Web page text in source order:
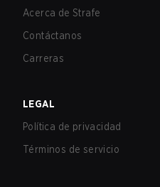
Acerca de Strafe
Contáctanos
Carreras
LEGAL
Política de privacidad
Términos de servicio